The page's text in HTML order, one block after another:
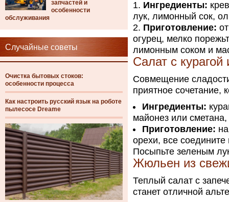
запчастей и
особенности
обслуживания
Случайные советы
Очистка бытовых стоков:
особенности процесса
Как настроить русский язык на роботе
пылесосе Dreame
Ингредиенты:
лук, лимонный сок,
Приготовление:
огурец, мелко
лимонным соком и
Салат с
Совмещение
приятное сочетание,
Ингредиенты:
майонез или
Приготовление:
орехи, все
Посыпьте зеленым
Жюльен из
Теплый салат с
станет отличной